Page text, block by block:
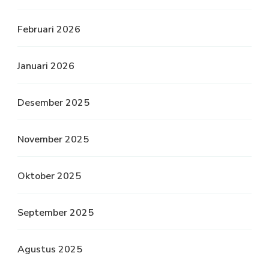
Februari 2026
Januari 2026
Desember 2025
November 2025
Oktober 2025
September 2025
Agustus 2025